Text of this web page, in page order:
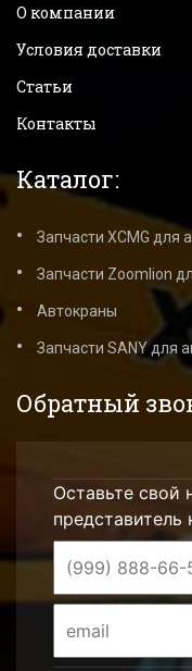
О компании
Условия доставки
Статьи
Контакты
Каталог:
Запчасти XCMG для
Запчасти Zoomlion
Автокраны
Запчасти SANY для
Обратный
Оставьте свой